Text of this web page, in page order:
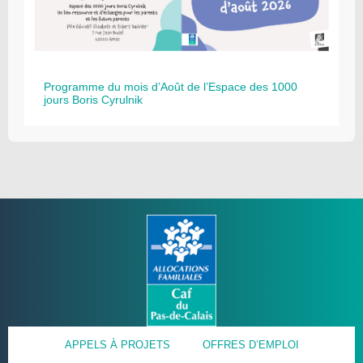
Programme du mois d’Août de l’Espace des 1000
jours Boris Cyrulnik
APPELS À PROJETS OFFRES D’EMPLOI